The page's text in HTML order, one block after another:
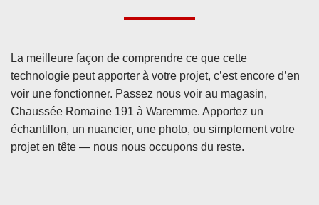
La meilleure façon de comprendre ce que cette
technologie peut apporter à votre projet, c’est encore d’en
voir une fonctionner. Passez nous voir au magasin,
Chaussée Romaine 191 à Waremme. Apportez un
échantillon, un nuancier, une photo, ou simplement votre
projet en tête — nous nous occupons du reste.